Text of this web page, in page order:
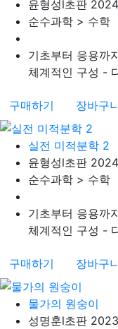
윤형성l초판
순수과학 > 수학
기초부터 응용까
체계적인 구성 -
구매하기 장바구
실전 미적분학 2
윤형성l초판
순수과학 > 수학
기초부터 응용까
체계적인 구성 -
구매하기 장바구
물가의 원숭이
성명훈l초판